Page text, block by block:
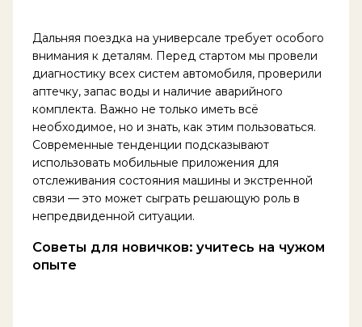
Дальняя поездка на универсале требует особого
внимания к деталям. Перед стартом мы провели
диагностику всех систем автомобиля, проверили
аптечку, запас воды и наличие аварийного
комплекта. Важно не только иметь всё
необходимое, но и знать, как этим пользоваться.
Современные тенденции подсказывают
использовать мобильные приложения для
отслеживания состояния машины и экстренной
связи — это может сыграть решающую роль в
непредвиденной ситуации.
Советы для новичков: учитесь на чужом
опыте